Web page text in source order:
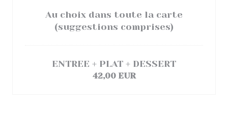
Au choix dans toute la carte
(suggestions comprises)
ENTREE + PLAT + DESSERT
42,00 EUR